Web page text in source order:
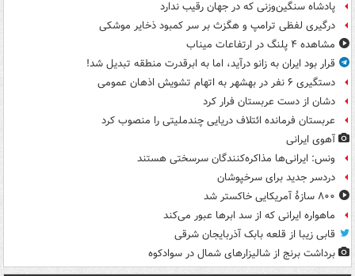
پادشاه سنگین‌وزنی که در جهان رقیب ندارد
درگیری لفظی ترامپ و هگزث بر سر کمبود ذخایر موشکی
مشاهده ۴ پلنگ در ارتفاعات میناب
قرار بود ایران به زانو درآید، اما به ابرقدرت منطقه تبدیل شد!
دستگیری ۶ نفر در بهشهر به اتهام تشویش اذهان عمومی
دشان از دست عربستان فرار کرد
عربستان فرمانده ائتلاف دریایی چندملیتی را منصوب کرد
آهوی ایرانی
ونس: ایرانی‌ها مذاکره‌کنندگان سرسختی هستند
دردسر جدید برای سرخپوشان
۸۰۰ سازۀ آمریکایی خاکستر شد
ماهواره ایرانی که از سد ابرها عبور می‌کند
قابی زیبا از قلعه بابک آذربایجان شرقی
برداشت برنج از شالیزارهای شمال در سوادکوه